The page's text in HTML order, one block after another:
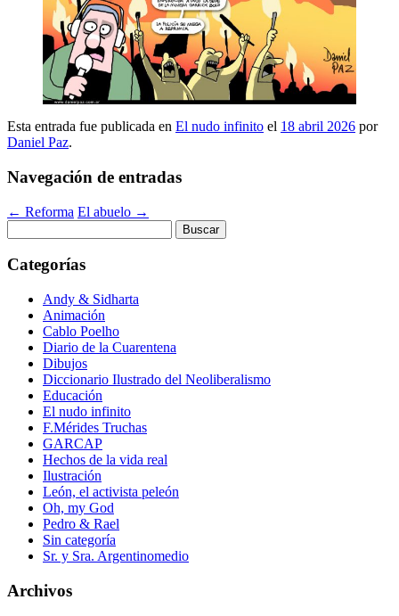
Esta entrada fue publicada en El nudo infinito el 18 abril 2026 por
Daniel Paz.
Navegación de entradas
← Reforma El abuelo →
Categorías
Andy & Sidharta
Animación
Cablo Poelho
Diario de la Cuarentena
Dibujos
Diccionario Ilustrado del Neoliberalismo
Educación
El nudo infinito
F.Mérides Truchas
GARCAP
Hechos de la vida real
Ilustración
León, el activista peleón
Oh, my God
Pedro & Rael
Sin categoría
Sr. y Sra. Argentinomedio
Archivos